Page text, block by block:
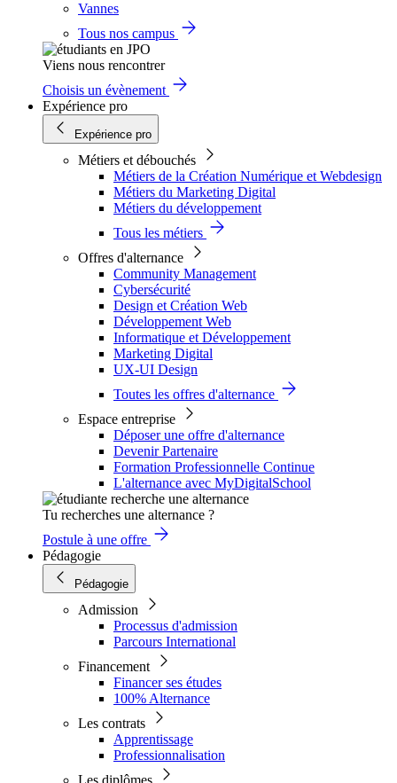
Vannes
Tous nos campus
Viens nous rencontrer
Choisis un évènement
Expérience pro
Expérience pro
Métiers et débouchés
Métiers de la Création Numérique et Webdesign
Métiers du Marketing Digital
Métiers du développement
Tous les métiers
Offres d'alternance
Community Management
Cybersécurité
Design et Création Web
Développement Web
Informatique et Développement
Marketing Digital
UX-UI Design
Toutes les offres d'alternance
Espace entreprise
Déposer une offre d'alternance
Devenir Partenaire
Formation Professionnelle Continue
L'alternance avec MyDigitalSchool
Tu recherches une alternance ?
Postule à une offre
Pédagogie
Pédagogie
Admission
Processus d'admission
Parcours International
Financement
Financer ses études
100% Alternance
Les contrats
Apprentissage
Professionnalisation
Les diplômes